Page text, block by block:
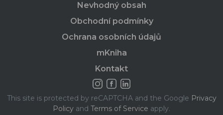
Nevhodný obsah
Obchodní podmínky
Ochrana osobních údajů
mKniha
Kontakt
This site is protected by reCAPTCHA and the Google Privacy
Policy and Terms of Service apply.